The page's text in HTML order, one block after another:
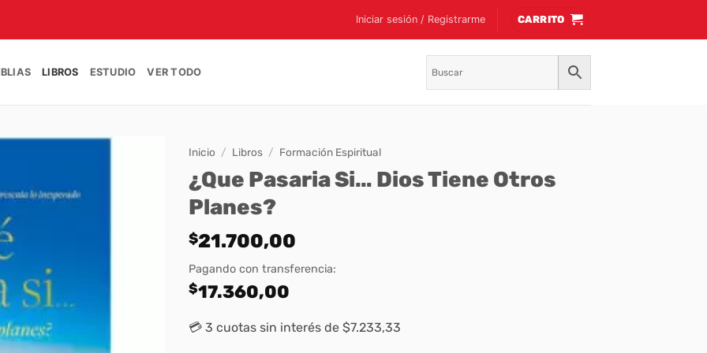
Iniciar sesión / Registrarme CARRITO
LIBROS ESTUDIO VER TODO
Inicio / Libros / Formación Espiritual
¿Que Pasaria Si… Dios Tiene Otros
Planes?
$21.700,00
Pagando con transferencia:
$17.360,00
💳 3 cuotas sin interés de $7.233,33